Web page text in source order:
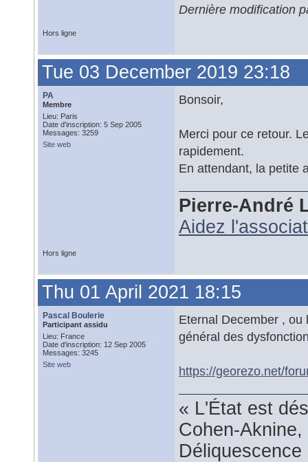
Dernière modification
Hors ligne
Tue 03 December 2019 23:18
PA
Membre
Lieu: Paris
Date d'inscription: 5 Sep 2005
Messages: 3259
Site web
Bonsoir,
Merci pour ce retour.
rapidement.
En attendant, la petite
Pierre-André
Aidez
Hors ligne
Thu 01 April 2021 18:15
Pascal Boulerie
Participant assidu
Lieu: France
Date d'inscription: 12 Sep 2005
Messages: 3245
Site web
Eternal December ,
général des
https://georezo.net/
« L'État est
Cohen-